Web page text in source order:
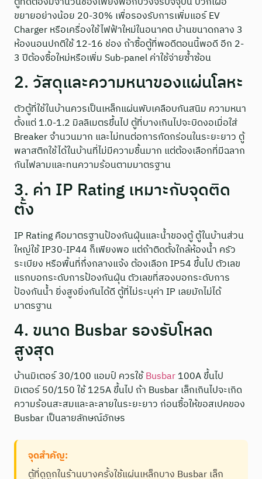
ขยายอย่างน้อย 20-30% เพื่อรองรับการเพิ่มแอร์ EV
Charger หรือเครื่องใช้ไฟฟ้าใหม่ในอนาคต บ้านขนาดกลาง 3
ห้องนอนปกติใช้ 12-16 ช่อง ถ้าซื้อตู้ที่พอดีตอนนี้พอดี อีก 2-
3 ปีต้องซื้อใหม่หรือเพิ่ม Sub-panel ค่าใช้จ่ายซ้ำซ้อน
2. วัสดุและความหนาของแผ่นโลหะ
ตัวตู้ที่ใช้ในบ้านควรเป็นเหล็กแผ่นพับเคลือบกันสนิม ความหนา
ตั้งแต่ 1.0-1.2 มิลลิเมตรขึ้นไป ตู้ที่บางเกินไปจะบิดงอเมื่อใส่
Breaker จำนวนมาก และไม่ทนต่อการกัดกร่อนในระยะยาว ตู้
พลาสติกใช้ได้ในบ้านที่ไม่มีความชื้นมาก แต่ต้องเลือกที่มีฉลาก
กันไฟลามและทนความร้อนตามมาตรฐาน
3. ค่า IP Rating เหมาะกับจุดติด
ตั้ง
IP Rating คือมาตรฐานป้องกันฝุ่นและน้ำของตู้ ตู้ในบ้านส่วน
ใหญ่ใช้ IP30-IP44 ก็เพียงพอ แต่ถ้าติดตั้งใกล้ห้องน้ำ ครัว
ระเบียง หรือพื้นที่กึ่งกลางแจ้ง ต้องเลือก IP54 ขึ้นไป ตัวเลข
แรกบอกระดับการป้องกันฝุ่น ตัวเลขที่สองบอกระดับการ
ป้องกันน้ำ ยิ่งสูงยิ่งกันได้ดี ตู้ที่ไม่ระบุค่า IP เลยมักไม่ได้
มาตรฐาน
4. ขนาด Busbar รองรับโหลด
สูงสุด
บ้านมิเตอร์ 30/100 แอมป์ ควรใช้Busbar100A ขึ้นไป
มิเตอร์ 50/150 ใช้ 125A ขึ้นไป ถ้า Busbar เล็กเกินไปจะเกิด
ความร้อนสะสมและละลายในระยะยาว ก่อนซื้อให้ขอสเปคของ
Busbar เป็นลายลักษณ์อักษร
จุดสำคัญ:
ตู้ที่ดูถูกในร้านบางครั้งใช้แผ่นเหล็กบาง Busbar เล็ก